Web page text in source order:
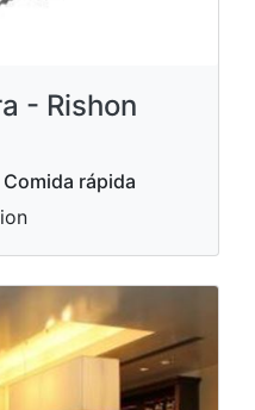
- Rishon
rápida